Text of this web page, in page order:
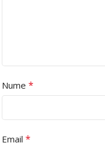
Nume *
Email *